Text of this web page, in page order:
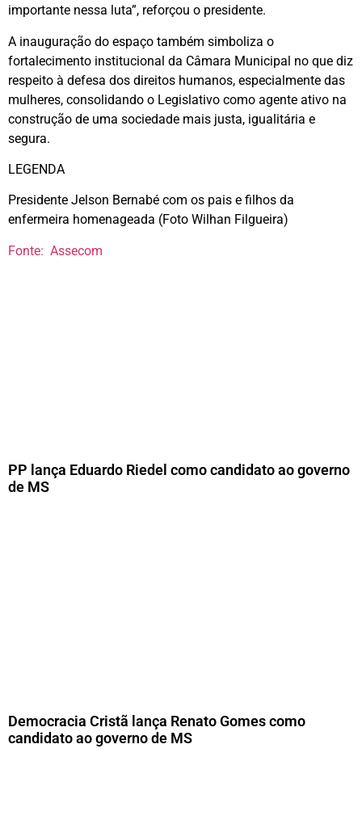
importante nessa luta”, reforçou o presidente.
A inauguração do espaço também simboliza o
fortalecimento institucional da Câmara Municipal no que diz
respeito à defesa dos direitos humanos, especialmente das
mulheres, consolidando o Legislativo como agente ativo na
construção de uma sociedade mais justa, igualitária e
segura.
LEGENDA
Presidente Jelson Bernabé com os pais e filhos da
enfermeira homenageada (Foto Wilhan Filgueira)
Fonte: Assecom
PP lança Eduardo Riedel como candidato ao governo
de MS
Democracia Cristã lança Renato Gomes como
candidato ao governo de MS